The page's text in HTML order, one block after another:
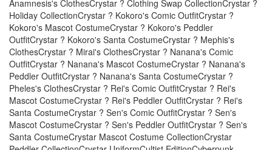
Anamnesis's ClothesCrystar ? Clothing Swap CollectionCrystar ?
Holiday CollectionCrystar ? Kokoro's Comic OutfitCrystar ?
Kokoro's Mascot CostumeCrystar ? Kokoro's Peddler
OutfitCrystar ? Kokoro's Santa CostumeCrystar ? Mephis's
ClothesCrystar ? Mirai's ClothesCrystar ? Nanana's Comic
OutfitCrystar ? Nanana's Mascot CostumeCrystar ? Nanana's
Peddler OutfitCrystar ? Nanana's Santa CostumeCrystar ?
Pheles's ClothesCrystar ? Rei's Comic OutfitCrystar ? Rei's
Mascot CostumeCrystar ? Rei's Peddler OutfitCrystar ? Rei's
Santa CostumeCrystar ? Sen's Comic OutfitCrystar ? Sen's
Mascot CostumeCrystar ? Sen's Peddler OutfitCrystar ? Sen's
Santa CostumeCrystar Mascot Costume CollectionCrystar